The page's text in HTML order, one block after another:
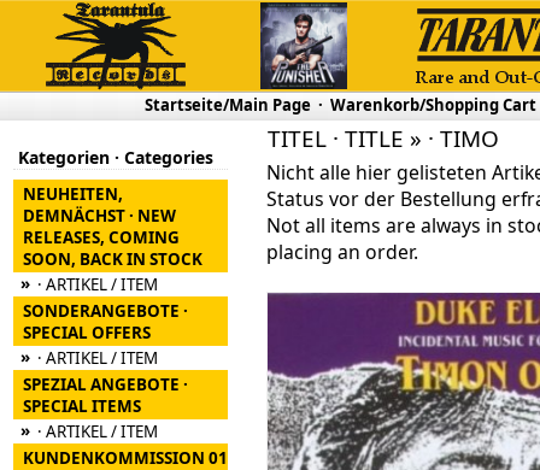
Startseite/Main Page · Warenkorb/Shopping Cart
Kategorien · Categories
NEUHEITEN,
DEMNÄCHST · NEW
RELEASES, COMING
SOON, BACK IN STOCK
» · ARTIKEL / ITEM
SONDERANGEBOTE ·
SPECIAL OFFERS
» · ARTIKEL / ITEM
SPEZIAL ANGEBOTE ·
SPECIAL ITEMS
» · ARTIKEL / ITEM
KUNDENKOMMISSION 01
TITEL · TITLE » · TIMO
Nicht alle hier gelisteten
Status vor der Bestellung
Not all items are always in
placing an order.